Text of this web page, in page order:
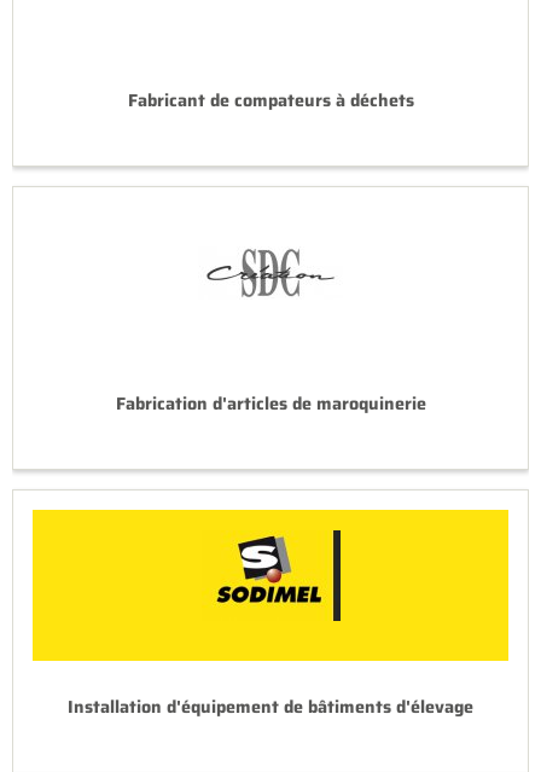
Fabricant de compateurs à déchets
Fabrication d'articles de maroquinerie
Installation d'équipement de bâtiments d'élevage